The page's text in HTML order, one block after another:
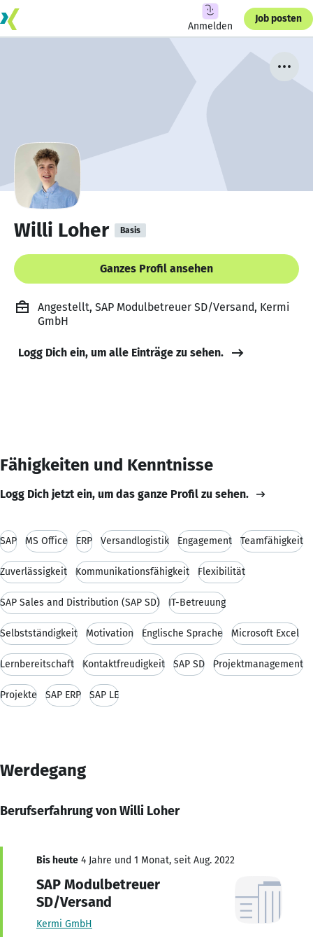
Anmelden
Job posten
Willi Loher Basis
Ganzes Profil ansehen
Angestellt, SAP Modulbetreuer SD/Versand, Kermi
GmbH
Logg Dich ein, um alle Einträge zu sehen.
Fähigkeiten und Kenntnisse
Logg Dich jetzt ein, um das ganze Profil zu sehen.
SAP MS Office ERP Versandlogistik Engagement Teamfähigkeit
Zuverlässigkeit Kommunikationsfähigkeit Flexibilität
SAP Sales and Distribution (SAP SD) IT-Betreuung
Selbstständigkeit Motivation Englische Sprache Microsoft Excel
Lernbereitschaft Kontaktfreudigkeit SAP SD Projektmanagement
Projekte SAP ERP SAP LE
Werdegang
Berufserfahrung von Willi Loher
Bis heute 4 Jahre und 1 Monat, seit Aug. 2022
SAP Modulbetreuer
SD/Versand
Kermi GmbH